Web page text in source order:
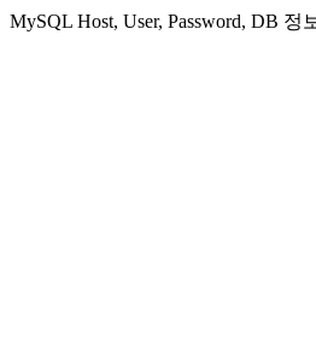
MySQL Host, User, Password, DB